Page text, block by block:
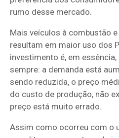
rumo desse mercado.
Mais veículos à combustão
resultam em maior uso dos
investimento é, em
sempre: a demanda está
sendo reduzida, o preço
do custo de produção, não
preço está muito errado.
Assim como ocorreu com o